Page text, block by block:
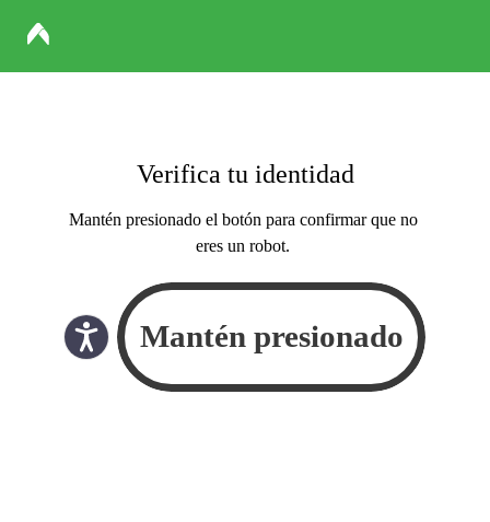
Verifica tu identidad
Mantén presionado el botón para confirmar que no
eres un robot.